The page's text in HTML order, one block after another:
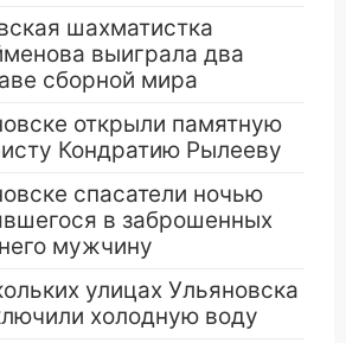
шахматистка
выиграла два
сборной мира
открыли памятную
Кондратию Рылееву
спасатели ночью
в заброшенных
мужчину
улицах Ульяновска
холодную воду